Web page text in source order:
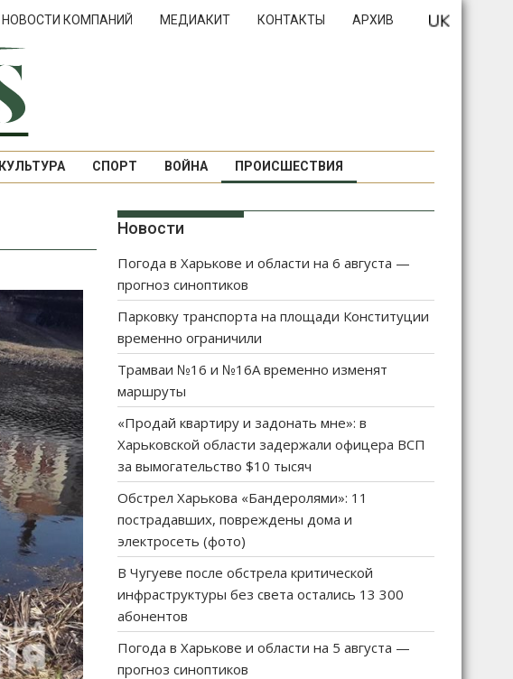
НОВОСТИ КОМПАНИЙ МЕДИАКИТ КОНТАКТЫ АРХИВ
КУЛЬТУРА СПОРТ ВОЙНА ПРОИСШЕСТВИЯ
Новости
Погода в Харькове и области на 6 августа —
прогноз синоптиков
Парковку транспорта на площади Конституции
временно ограничили
Трамваи №16 и №16А временно изменят
маршруты
«Продай квартиру и задонать мне»: в
Харьковской области задержали офицера ВСП
за вымогательство $10 тысяч
Обстрел Харькова «Бандеролями»: 11
пострадавших, повреждены дома и
электросеть (фото)
В Чугуеве после обстрела критической
инфраструктуры без света остались 13 300
абонентов
Погода в Харькове и области на 5 августа —
прогноз синоптиков